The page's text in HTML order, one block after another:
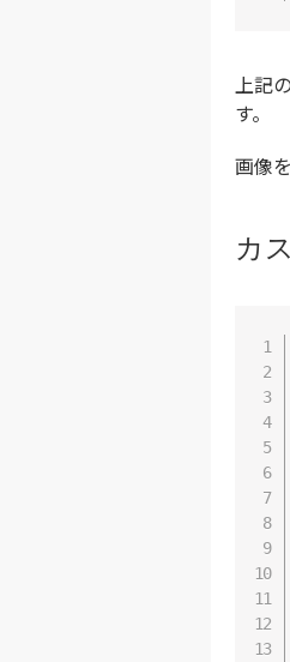
上記
す。
画像
カ